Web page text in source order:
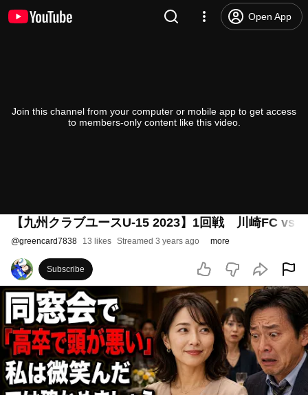
Open App
Join this channel from your computer or mobile app to get access
to members-only content like this video.
【九州クラブユースU-15 2023】1回戦 川崎FC vs
@greencard7838 13 likes Streamed 3 years ago more
Subscribe